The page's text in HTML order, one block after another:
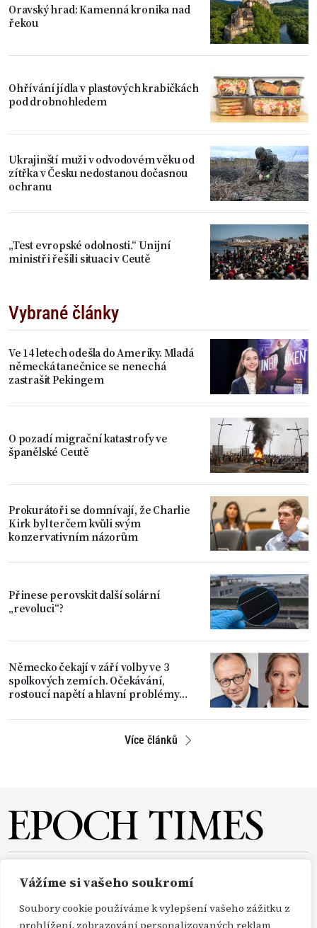
Vážíme si vašeho soukromí
Soubory cookie používáme k vylepšení vašeho zážitku z
prohlížení, zobrazování personalizovaných reklam
Oravský hrad: Kamenná kronika nad
řekou
Ohřívání jídla v plastových krabičkách
pod drobnohledem
Ukrajinští muži v odvodovém věku od
zítřka v Česku nedostanou dočasnou
ochranu
„Test evropské odolnosti.“ Unijní
ministři řešili situaci v Ceutě
Vybrané články
Ve 14 letech odešla do Ameriky. Mladá
německá tanečnice se nenechá
zastrašit Pekingem
O pozadí migrační katastrofy ve
španělské Ceutě
Prokurátoři se domnívají, že Charlie
Kirk byl terčem kvůli svým
konzervativním názorům
Přinese perovskit další solární
„revoluci“?
Německo čekají v září volby ve 3
spolkových zemích. Očekávání,
rostoucí napětí a hlavní problémy
Více článků
OBCHODNÍ PODMÍNKY